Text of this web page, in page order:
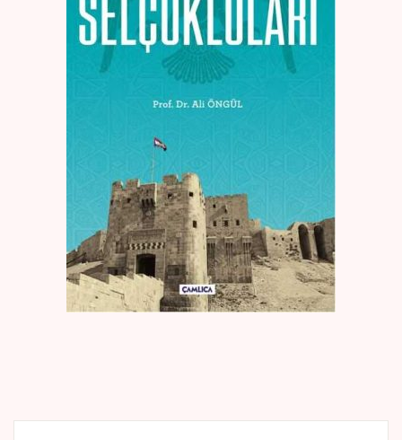
Kaynak Eserler
Seyahatname
Tercüme Eserler
Süreli Yayınlar
Create Account